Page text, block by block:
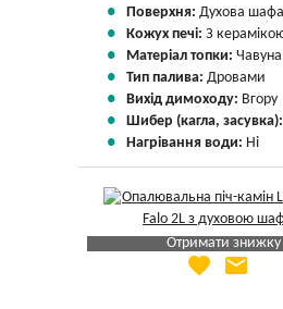
Поверхня: Духова шафа
Кожух печі: З
Матеріал топки: Чавуна
Тип палива: Дровами
Вихід димоходу: Вгору
Шибер (кагла,
Нагрівання води: Ні
Отримати знижку
Яка Ваша ціна
favorite email